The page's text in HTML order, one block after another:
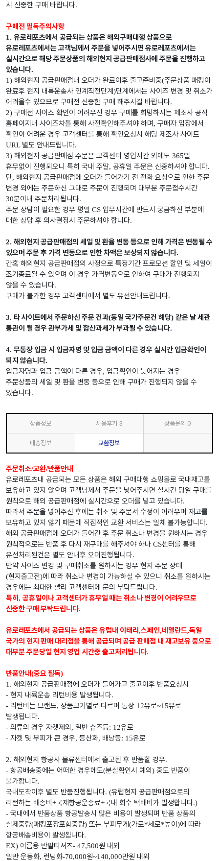
시 신중한 구매 바랍니다.
구매전 필독주의사항
1. 유로레포츠에서 공급되는 상품은 해외구매대행 상품으로
유로레포츠에서는 고객님께서 주문을 넣어주시면 유로레포츠에서는
실시간으로 해당 주문상품의 해외현지 공급판매점사에 주문을 진행하고
있습니다.
1) 해외현지 공급판매점내 오더가 완료이후 출고준비중(주문상품 패킹이
완료후 현지 내륙운송사 인계직전단계 )단계에서는 사이즈 변경 및 취소가
어려울수 있으므로 구매전 신중한 구매 해주시길 바랍니다.
2) 구매전 사이즈 확인이 어려우신 경우 구매를 희망하시는 제조사 공식
홈페이지내 사이즈차틀 통해 사전확인해주셔야 하며 , 구매자 입장에서
확인이 어려운 경우 고객센터를 통해 확인요청시 해당 제조사 사이트
URL 별도 안내드립니다.
3) 해외현지 공급판매점 주문은 고객센터 영업시간 외에도 365일
휴무없이 진행되오니 특히 국내 주말, 공휴일 주문은 신중하셔야 합니다.
단, 해외현지 공급판매점에 오더가 들어가기 전 전화 요청으로 인한 주문
변경 외에는 주문하신 그대로 주문이 진행되며 대부분 주문접수시간
30분이내 주문처리됩니다.
주문 상담이 필요한 경우 평일 CS 업무시간에 반드시 궁금하신 부분에
대한 상담 후 의사결정시 주문하셔야 합니다.
2. 해외현지 공급판매점의 세일 및 환율 변동 등으로 인해 가격은 변동될 수
있으며 주문 후 가격 변동으로 인한 차액은 보상되지 않습니다.
간혹 해외현지 공급판매점의 사정으로 특정기간 프로모션 할인 및 세일이
조기종료될 수 있으며 이 경우 가격변동으로 인하여 구매가 진행되지
않을 수 있습니다.
구매가 불가한 경우 고객센터에서 별도 유선안내드립니다.
3. 타 사이트에서 주문하신 주문 건과(동일 국가주문건 해당) 같은 날 세관
통관이 될 경우 관부가세 및 합산과세가 부과될 수 있습니다.
4. 무통장 입금 시 입금자명 및 입금 금액이 다른 경우 실시간 입금확인이
되지 않습니다.
입금자명과 입금 금액이 다른 경우, 입금확인이 늦어지는 경우
주문상품의 세일 및 환율 변동 등으로 인해 구매가 진행되지 않을 수
있습니다.
상품정보 사용후기 3 상품문의 0
배송정보 교환정보
주문취소/교환/반품안내
유로레포츠내 공급되는 모든 상품은 해외 구매대행 쇼핑몰로 국내재고를
보유하고 있지 않으며 고객님께서 주문을 넣어주시면 실시간 당일 구매를
원칙으로 해외 공급판매점에 실시간으로 오더를 넣고 있습니다.
따라서 주문을 넣어주신 후에는 취소 및 주문서 수정이 어려우며 재고를
보유하고 있지 않기 때문에 직접적인 교환 서비스는 일체 불가능합니다.
해외 공급판매점에 오더가 들어간 후 주문 취소나 변경을 원하시는 경우
원칙적으로는 반품 후 다시 재구매를 해주셔야 하나 CS센터를 통해
유선처리된건은 별도 안내후 오더진행됩니다.
만약 사이즈 변경 및 구매취소를 원하시는 경우 현지 주문 상태
(현지출고전)에 따라 취소나 변경이 가능하실 수 있으니 취소를 원하시는
경우에는 최대한 빨리 고객센터에 문의 부탁드립니다.
특히 , 공휴일이나 고객센터가 휴무일 때는 취소나 변경이 어려우므로
신중한 구매 부탁드립니다.
유로레포츠에서 공급되는 상품은 유럽내 이태리 ,스페인,네델란드,독일
국가의 현지 판매 대리점을 통해 공급되며 공급 판매점 내 재고보유 중으로
대부분 주문당일 현지 영업 시간중 출고처리됩니다.
반품안내(중요 필독)
1. 해외현지 공급판매점에 오더가 들어가고 출고이후 반품요청시
- 현지 내륙운송 리턴비용 발생됩니다.
- 리턴비는 브랜드, 상품크기별로 다르며 통상 12유로~15유로
발생됩니다.
- 의류의 경우 자켓제외 , 일반 슈즈등: 12유로
- 자켓 및 부피가 큰 경우, 등산화, 배낭등: 15유로
2. 해외현지 항공사 물류센터에서 출고된 후 반품할 경우.
- 항공배송중에는 어떠한 경우에도(분실확인시 예외 ) 중도 반품이
불가합니다.
국내도착이후 별도 반품진행됩니다. (유럽현지 공급판매점으로의
리턴하는 배송비 +국제항공운송료+국내 회수 택배비가 발생합니다.)
- 국내에서 반품상품 항공발송시 많은 비용이 발생되며 반품 상품의
실제중량(패킹포장포함중량) 또는 부피무게 (가로*세로*높이 )에 따라
항공배송비용이 발생됩니다.
EX) 여름용 반팔티셔츠- 47,500원 내외
일반 운동화, 런닝화-70,000원~140,000만원 내외